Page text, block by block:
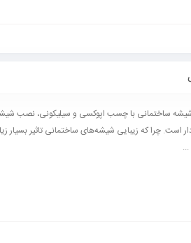
ساختمانی با چسب اپوکسی و سیلیکونی، نصب
است. چرا که زیبایی شیشه‌های ساختمانی تاثیر بسیار